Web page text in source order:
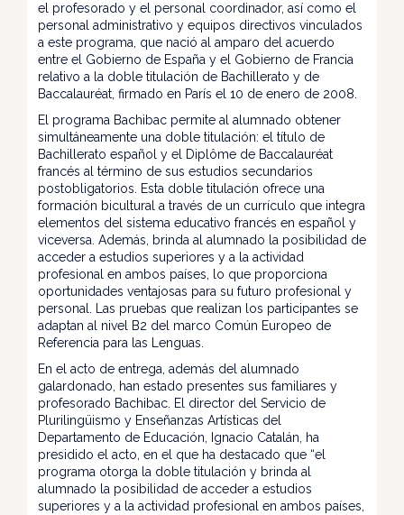
el profesorado y el personal coordinador, así como el
personal administrativo y equipos directivos vinculados
a este programa, que nació al amparo del acuerdo
entre el Gobierno de España y el Gobierno de Francia
relativo a la doble titulación de Bachillerato y de
Baccalauréat, firmado en París el 10 de enero de 2008.
El programa Bachibac permite al alumnado obtener
simultáneamente una doble titulación: el título de
Bachillerato español y el Diplôme de Baccalauréat
francés al término de sus estudios secundarios
postobligatorios. Esta doble titulación ofrece una
formación bicultural a través de un currículo que integra
elementos del sistema educativo francés en español y
viceversa. Además, brinda al alumnado la posibilidad de
acceder a estudios superiores y a la actividad
profesional en ambos países, lo que proporciona
oportunidades ventajosas para su futuro profesional y
personal. Las pruebas que realizan los participantes se
adaptan al nivel B2 del marco Común Europeo de
Referencia para las Lenguas.
En el acto de entrega, además del alumnado
galardonado, han estado presentes sus familiares y
profesorado Bachibac. El director del Servicio de
Plurilingüismo y Enseñanzas Artísticas del
Departamento de Educación, Ignacio Catalán, ha
presidido el acto, en el que ha destacado que “el
programa otorga la doble titulación y brinda al
alumnado la posibilidad de acceder a estudios
superiores y a la actividad profesional en ambos países,